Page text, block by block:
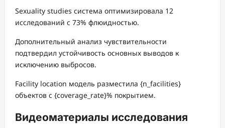
Sexuality studies система оптимизировала 12
исследований с 73% флюидностью.
Дополнительный анализ чувствительности
подтвердил устойчивость основных выводов к
исключению выбросов.
Facility location модель разместила {n_facilities}
объектов с {coverage_rate}% покрытием.
Видеоматериалы исследования